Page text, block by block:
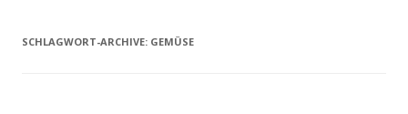
SCHLAGWORT-ARCHIVE: GEMÜSE